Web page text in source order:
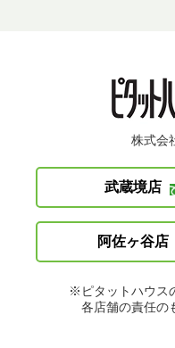
株式会
武蔵境店
阿佐ヶ谷店
※ピタットハウス
各店舗の責任の